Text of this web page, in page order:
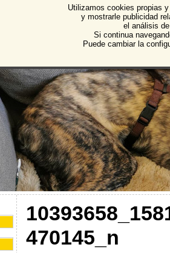
de Animales
de Animales y Plantas de
470145_n
Utilizamos cookies propias
y mostrarle publicidad
el análisis
Si continua
Puede cambiar la